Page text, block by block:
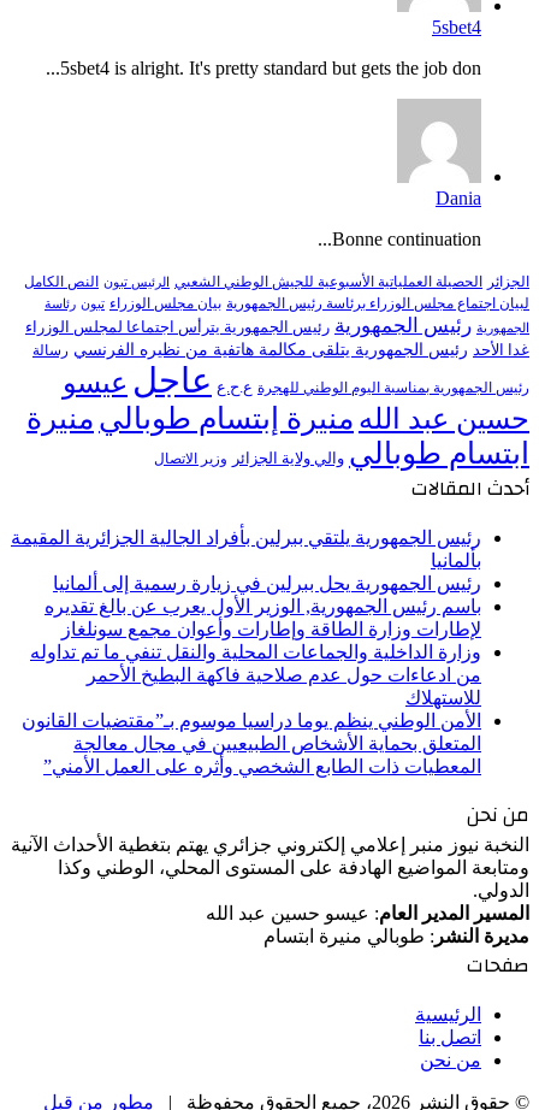
5sbet4
5sbet4 is alright. It's pretty standard but gets the job don...
Dania
Bonne continuation...
الجزائر الحصيلة العملياتية الأسبوعية للجيش الوطني الشعبي الرئيس تبون النص الكامل
لبيان اجتماع مجلس الوزراء برئاسة رئيس الجمهورية بيان مجلس الوزراء تبون رئاسة
الجمهورية رئيس الجمهورية رئيس الجمهورية يترأس اجتماعا لمجلس الوزراء
غدا الأحد رئيس الجمهورية يتلقى مكالمة هاتفية من نظيره الفرنسي رسالة
رئيس الجمهورية بمناسبة اليوم الوطني للهجرة ع.ح.ع عاجل عيسو
حسين عبد الله منيرة إبتسام طوبالي منيرة
ابتسام طوبالي والي ولاية الجزائر وزير الاتصال
أحدث المقالات
رئيس الجمهورية يلتقي ببرلين بأفراد الجالية الجزائرية المقيمة
بألمانيا
رئيس الجمهورية يحل ببرلين في زيارة رسمية إلى ألمانيا
باسم رئيس الجمهورية, الوزير الأول يعرب عن بالغ تقديره
لإطارات وزارة الطاقة وإطارات وأعوان مجمع سونلغاز
وزارة الداخلية والجماعات المحلية والنقل تنفي ما تم تداوله
من ادعاءات حول عدم صلاحية فاكهة البطيخ الأحمر
للاستهلاك
الأمن الوطني ينظم يوما دراسيا موسوم بـ”مقتضيات القانون
المتعلق بحماية الأشخاص الطبيعيين في مجال معالجة
المعطيات ذات الطابع الشخصي وأثره على العمل الأمني”
من نحن
النخبة نيوز منبر إعلامي إلكتروني جزائري يهتم بتغطية الأحداث الآنية
ومتابعة المواضيع الهادفة على المستوى المحلي، الوطني وكذا
الدولي.
المسير المدير العام: عيسو حسين عبد الله
مديرة النشر : طوبالي منيرة ابتسام
صفحات
الرئيسية
اتصل بنا
من نحن
© حقوق النشر 2026، جميع الحقوق محفوظة | مطور من قبل